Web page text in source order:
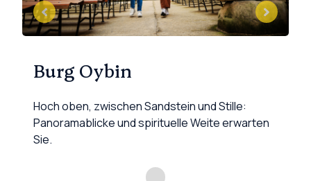
Burg Oybin
Hoch oben, zwischen Sandstein und Stille:
Panoramablicke und spirituelle Weite erwarten
Sie.